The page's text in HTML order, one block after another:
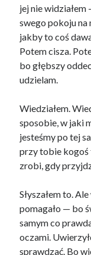
Najnowsze
Tagi
jej nie
swego pokoju
jakby to coś
Potem cisza.
bo głębszy
udzielam.
Wiedziałem.
sposobie, w jaki
jesteśmy po tej
przy tobie kogoś
zrobi, gdy
Słyszałem to.
pomagało — bo
samym co
oczami.
sprawdzać. Bo